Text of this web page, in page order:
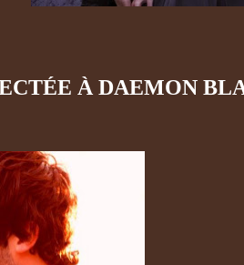
À DAEMON